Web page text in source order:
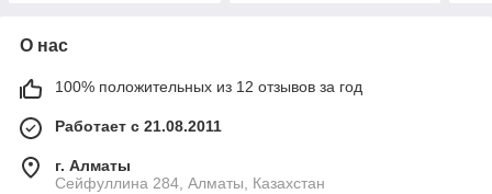
О нас
100% положительных из 12 отзывов за год
Работает с 21.08.2011
г. Алматы
Сейфуллина 284, Алматы, Казахстан